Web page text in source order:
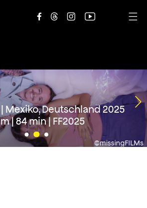
    
©missingFILMs
Mexiko, Deutschland 2025
| 84 min | FF2025